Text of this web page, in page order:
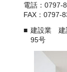
電話：0797-
FAX：0797-
建設業 建
95号